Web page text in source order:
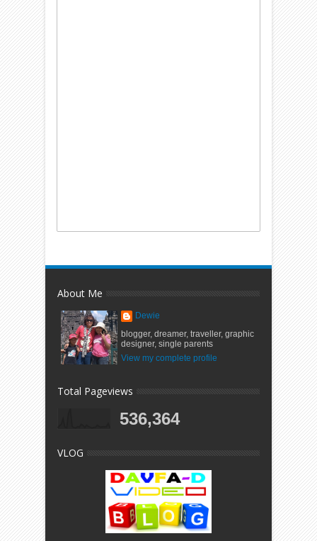
About Me
Dewie
blogger, dreamer, traveller, graphic
designer, single parents
View my complete profile
Total Pageviews
536,364
VLOG